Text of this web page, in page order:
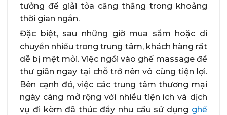
tưởng để giải tỏa căng thẳng trong khoảng
thời gian ngắn.
Đặc biệt, sau những giờ mua sắm hoặc di
chuyển nhiều trong trung tâm, khách hàng rất
dễ bị mệt mỏi. Việc ngồi vào ghế massage để
thư giãn ngay tại chỗ trở nên vô cùng tiện lợi.
Bên cạnh đó, việc các trung tâm thương mại
ngày càng mở rộng với nhiều tiện ích và dịch
vụ đi kèm đã thúc đẩy nhu cầu sử dụng ghế